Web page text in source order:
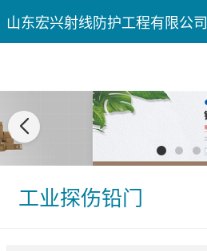
山东宏兴射线防护工程有限公司
工业探伤铅门